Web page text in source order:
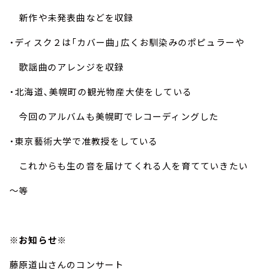
新作や未発表曲などを収録
・ディスク２は「カバー曲」広くお馴染みのポピュラーや
歌謡曲のアレンジを収録
・北海道、美幌町の観光物産大使をしている
今回のアルバムも美幌町でレコーディングした
・東京藝術大学で准教授をしている
これからも生の音を届けてくれる人を育てていきたい
～等
※お知らせ※
藤原道山さんのコンサート